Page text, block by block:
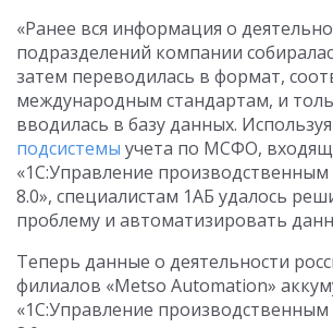
«Ранее вся информация о
подразделений компании
затем переводилась в формат,
международным стандартам, и
вводилась в базу данных.
подсистемы учета по МСФО,
«1С:Управление
8.0», специалистам 1АБ удалось
проблему и автоматизировать
Теперь данные о деятельности
филиалов «Metso Automation»
«1С:Управление